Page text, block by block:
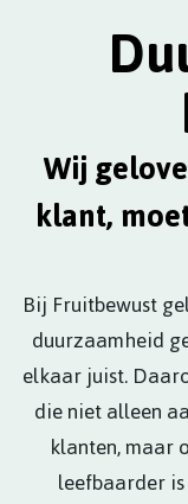
Wij
klant,
Bij Fruitbewust
duurzaamheid
elkaar juist.
die niet alleen
klanten, maar
leefbaarder